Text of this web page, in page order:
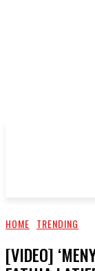
HOME TRENDING
[VIDEO]